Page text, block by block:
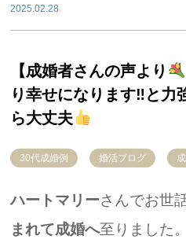
2025.02.28
【成婚者さんの声より
り幸せになります‼︎と力
ら大丈夫
30代成婚例 婚活ブログ
ハートマリーさんでお世
まれて成婚へ至りました。